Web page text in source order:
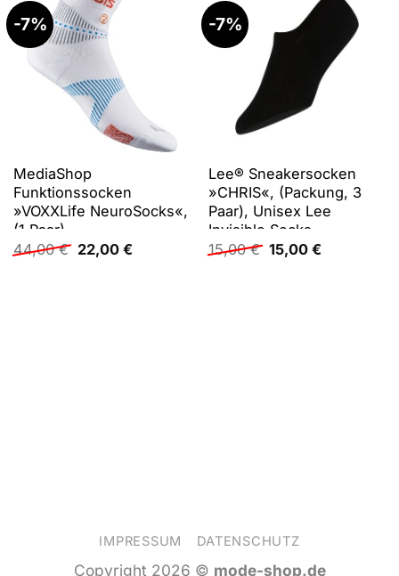
-7%
MediaShop
Funktionssocken
»VOXXLife NeuroSocks«,
(1 Paar)
44,00€ Ursprünglicher
Preis
22,00 €Aktueller
-7%
Lee® Sneakersocken
»CHRIS«, (Packung, 3
Paar), Unisex Lee
Invisible Socks
15,00€ Ursprünglicher
Preis
15,00 €Aktueller
IMPRESSUM DATENSCHUTZ
Copyright 2026 © mode-shop.de